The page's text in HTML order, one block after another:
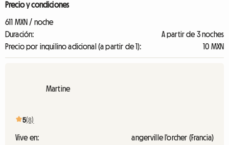
Precio y condiciones
611 MXN / noche
Duración:
A partir de 3 noches
Precio por inquilino adicional (a partir de 1):
10 MXN
Martine
5(8)
Vive en:
angerville l'orcher (Francia)